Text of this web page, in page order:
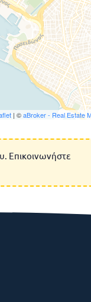
| ©aBroker - Real Estate
Επικοινωνήστε